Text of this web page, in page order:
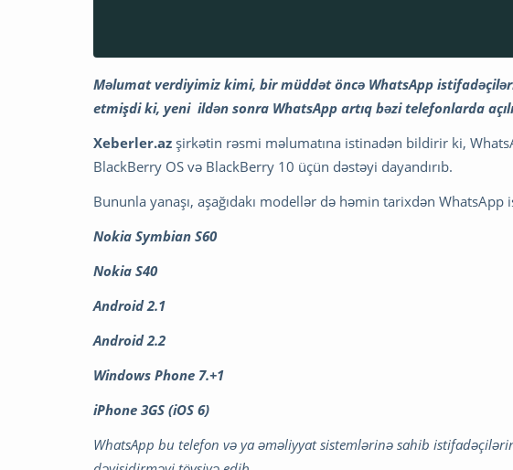
Məlumat verdiyimiz kimi, bir müddət öncə WhatsApp
etmişdi ki, yeni ildən sonra WhatsApp artıq bəzi telefonlarda
Xeberler.az şirkətin rəsmi məlumatına istinadən bildirir ki,
BlackBerry OS və BlackBerry 10 üçün dəstəyi dayandırıb.
Bununla yanaşı, aşağıdakı modellər də həmin tarixdən WhatsApp
Nokia Symbian S60
Nokia S40
Android 2.1
Android 2.2
Windows Phone 7.+1
iPhone 3GS (iOS 6)
WhatsApp bu telefon və ya əməliyyat sistemlərinə sahib